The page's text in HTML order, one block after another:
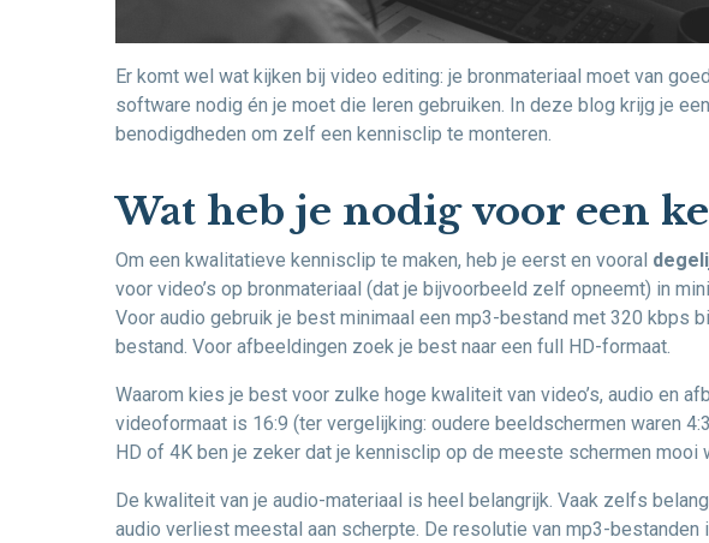
Er komt wel wat kijken bij video editing: je bronmateriaal moet van
software nodig én je moet die leren gebruiken. In deze blog krijg je
benodigdheden om zelf een kennisclip te monteren.
Wat heb je nodig voor een
Om een kwalitatieve kennisclip te maken, heb je eerst en vooral
voor video’s op bronmateriaal (dat je bijvoorbeeld zelf opneemt) in
Voor audio gebruik je best minimaal een mp3-bestand met 320 kbps
bestand. Voor afbeeldingen zoek je best naar een full HD-formaat.
Waarom kies je best voor zulke hoge kwaliteit van video’s, audio en
videoformaat is 16:9 (ter vergelijking: oudere beeldschermen waren
HD of 4K ben je zeker dat je kennisclip op de meeste schermen mooi
De kwaliteit van je audio-materiaal is heel belangrijk. Vaak zelfs
audio verliest meestal aan scherpte. De resolutie van mp3-bestanden